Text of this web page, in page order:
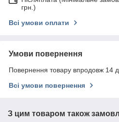
грн.)
Всі умови оплати
Умови повернення
Повернення товару впродовж 14
Всі умови повернення
З цим товаром також